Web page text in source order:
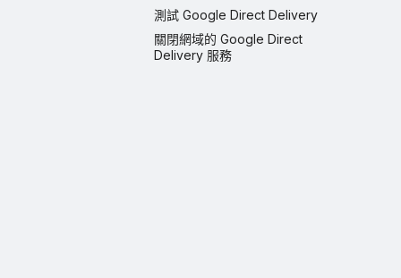
中文（繁體）
測試 Google Direct Delivery
關閉網域的 Google Direct
Delivery 服務